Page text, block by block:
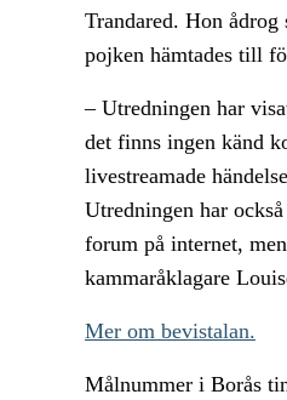
Trandared. Hon
pojken hämtades till
– Utredningen har
det finns ingen känd
livestreamade
Utredningen har
forum på internet,
kammaråklagare
Mer om bevistalan.
Målnummer i Borås